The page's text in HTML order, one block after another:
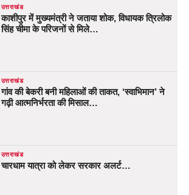
उत्तराखंड
काशीपुर में मुख्यमंत्री ने जताया शोक, विधायक त्रिलोक
सिंह चीमा के परिजनों से मिले…
उत्तराखंड
गांव की बेकरी बनी महिलाओं की ताकत, ‘स्वाभिमान’ ने
गढ़ी आत्मनिर्भरता की मिसाल…
उत्तराखंड
चारधाम यात्रा को लेकर सरकार अलर्ट…